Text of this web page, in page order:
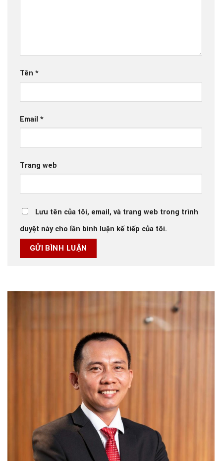
Tên *
Email *
Trang web
Lưu tên của tôi, email, và trang web trong trình
duyệt này cho lần bình luận kế tiếp của tôi.